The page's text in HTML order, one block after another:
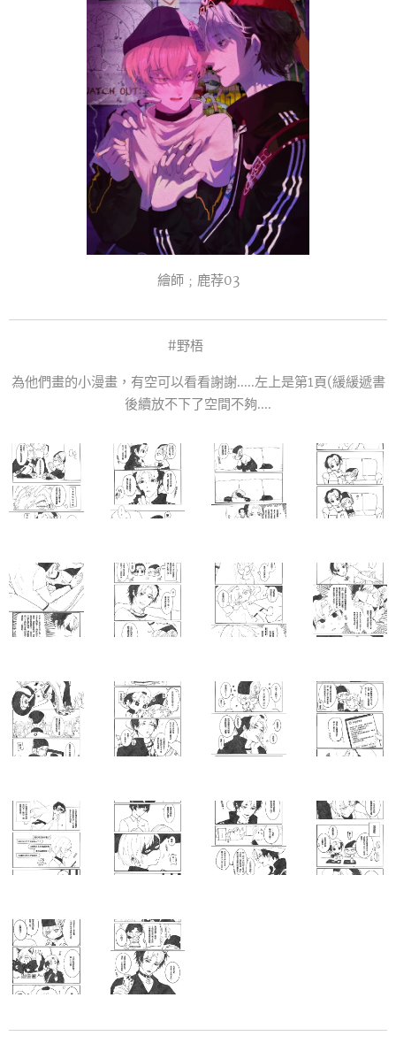
繪師﹔鹿荐03
#野梧
為他們畫的小漫畫，有空可以看看謝謝.....左上是第1頁(緩緩遞書
後續放不下了空間不夠....